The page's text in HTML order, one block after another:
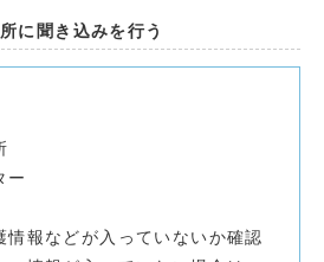
に聞き込みを行う
ー
情報などが入っていないか確認